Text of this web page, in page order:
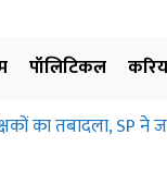
पॉलिटिकल
का तबादला, SP ने